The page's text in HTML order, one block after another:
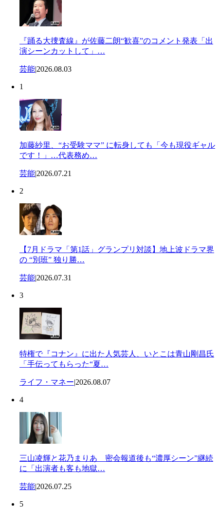
『踊る大捜査線』が佐藤二朗“歓喜”のコメント発表「出
演シーンカットして」…
芸能|2026.08.03
1
加藤紗里、“お受験ママ” に転身しても「今も現役ギャル
です！」…代表務め…
芸能|2026.07.21
2
【7月ドラマ「第1話」グランプリ対談】地上波ドラマ界
の “別班” 独り勝…
芸能|2026.07.31
3
特権で『コナン』に出た人気芸人、いとこは青山剛昌氏
「手伝ってもらった“夏…
ライフ・マネー|2026.08.07
4
三山凌輝と花乃まりあ 密会報道後も“濃厚シーン”継続
に「出演者も客も地獄…
芸能|2026.07.25
5